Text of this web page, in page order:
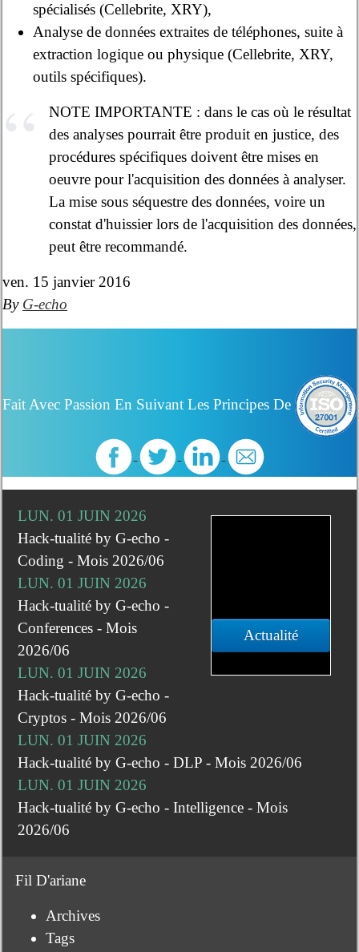
spécialisés (Cellebrite, XRY),
Analyse de données extraites de téléphones, suite à
extraction logique ou physique (Cellebrite, XRY,
outils spécifiques).
NOTE IMPORTANTE : dans le cas où le résultat
des analyses pourrait être produit en justice, des
procédures spécifiques doivent être mises en
oeuvre pour l'acquisition des données à analyser.
La mise sous séquestre des données, voire un
constat d'huissier lors de l'acquisition des données,
peut être recommandé.
ven. 15 janvier 2016
By G-echo
Fait Avec Passion En Suivant Les Principes De
Actualité
LUN. 01 JUIN 2026
Hack-tualité by G-echo -
Coding - Mois 2026/06
LUN. 01 JUIN 2026
Hack-tualité by G-echo -
Conferences - Mois
2026/06
LUN. 01 JUIN 2026
Hack-tualité by G-echo -
Cryptos - Mois 2026/06
LUN. 01 JUIN 2026
Hack-tualité by G-echo - DLP - Mois 2026/06
LUN. 01 JUIN 2026
Hack-tualité by G-echo - Intelligence - Mois
2026/06
Fil D'ariane
Archives
Tags